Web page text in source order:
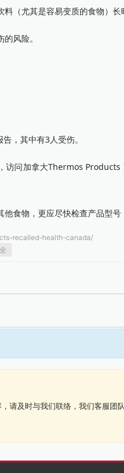
（尤其是容易变质的食物）长
风险。
，其中有3人受伤。
访问加拿大Thermos
食物，更应尽快检查产品型号
recalled-health-canada/
请及时与我们联络，我们客服团